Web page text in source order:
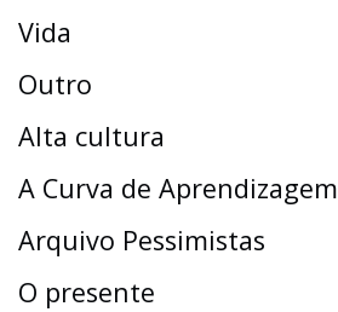
Vida
Outro
Alta cultura
A Curva de Aprendizagem
Arquivo Pessimistas
O presente